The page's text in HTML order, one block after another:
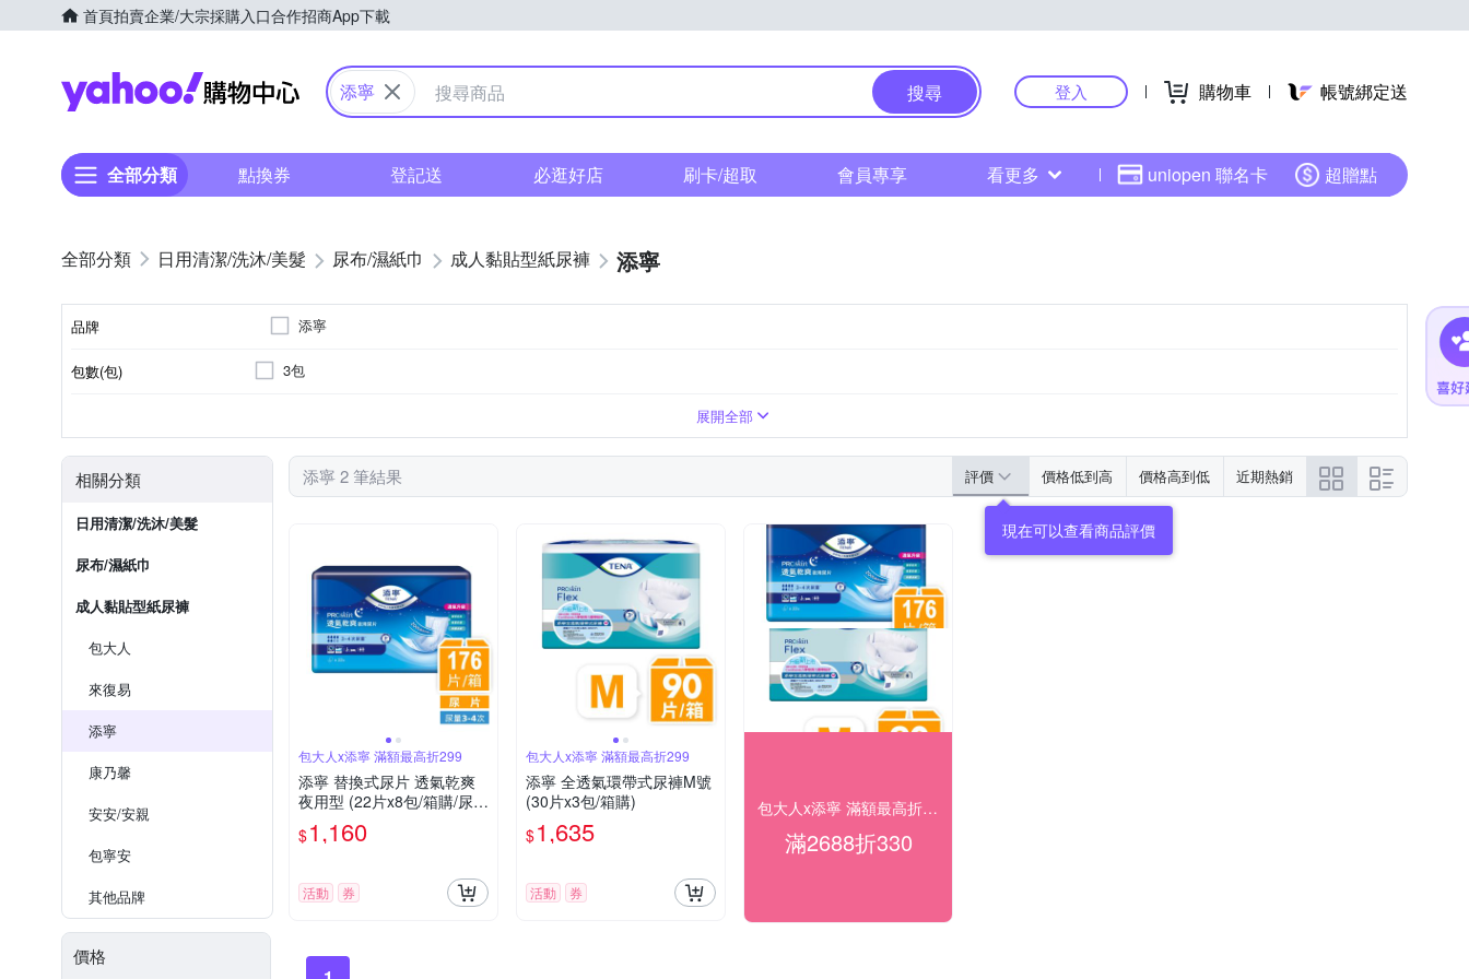
首頁拍賣企業/大宗採購入口合作招商App下載
Yahoo購物中心
添寧 搜尋 登入 購物車 帳號綁定送
全部分類 點換券 登記送 必逛好店 刷卡/超取 會員專享 看更多 uniopen 聯名卡 超贈點
日用清潔/洗沐/美髮 尿布/濕紙巾 成人黏貼型紙尿褲 添寧
品牌 添寧
包數(包) 3包
展開全部
相關分類
日用清潔/洗沐/美髮
尿布/濕紙巾
成人黏貼型紙尿褲
包大人
來復易
添寧
康乃馨
安安/安親
包寧安
其他品牌
價格
添寧 2 筆結果 評價 價格低到高 價格高到低 近期熱銷
現在可以查看商品評價
包大人x添寧 滿額最高折299
添寧 替換式尿片 透氣乾爽
夜用型 (22片x8包/箱購/尿
片/搭配成人紙尿褲)
$1,160
活動 券
包大人x添寧 滿額最高折299
添寧 全透氣環帶式尿褲M號
(30片x3包/箱購)
$1,635
活動 券
包大人x添寧 滿額最高折330
滿2688折330